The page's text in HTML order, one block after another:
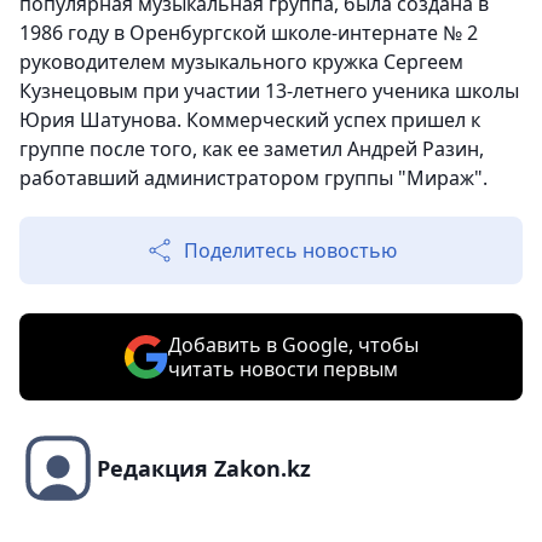
1986 году в Оренбургской школе-интернате № 2
руководителем музыкального кружка Сергеем
Кузнецовым при участии 13-летнего ученика школы
Юрия Шатунова. Коммерческий успех пришел к
группе после того, как ее заметил Андрей Разин,
работавший администратором группы "Мираж".
Поделитесь новостью
Добавить в Google, чтобы
читать новости первым
Редакция Zakon.kz